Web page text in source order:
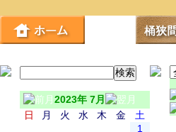
2023年 7月
日
月 火 水 木 金
土
1